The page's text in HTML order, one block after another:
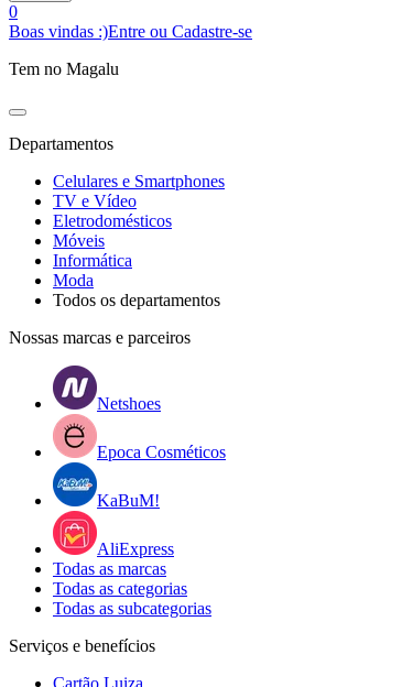
0
Boas vindas :)Entre ou Cadastre-se
Tem no Magalu
Departamentos
Celulares e Smartphones
TV e Vídeo
Eletrodomésticos
Móveis
Informática
Moda
Todos os departamentos
Nossas marcas e parceiros
Netshoes
Epoca Cosméticos
KaBuM!
AliExpress
Todas as marcas
Todas as categorias
Todas as subcategorias
Serviços e benefícios
Cartão Luiza